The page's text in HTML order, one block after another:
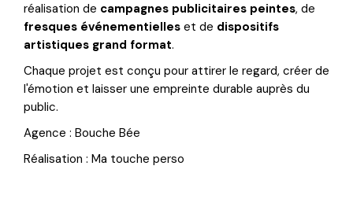
réalisation de campagnes publicitaires peintes, de
fresques événementielleset de dispositifs
artistiques grand format.
Chaque projet est conçu pour attirer le regard, créer de
l'émotion et laisser une empreinte durable auprès du
public.
Agence : Bouche Bée
Réalisation : Ma touche perso